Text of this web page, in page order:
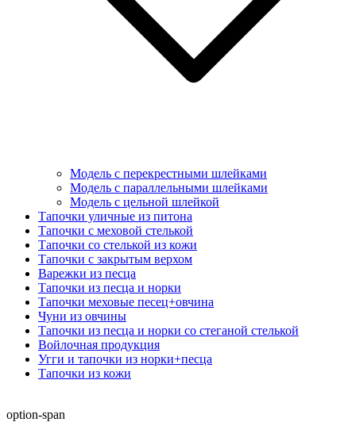
Модель с перекрестными шлейками
Модель с параллельными шлейками
Модель с цельной шлейкой
Тапочки уличные из питона
Тапочки с меховой стелькой
Тапочки со стелькой из кожи
Тапочки с закрытым верхом
Варежки из песца
Тапочки из песца и норки
Тапочки меховые песец+овчина
Чуни из овчины
Тапочки из песца и норки со стеганой стелькой
Войлочная продукция
Угги и тапочки из норки+песца
Тапочки из кожи
option-span